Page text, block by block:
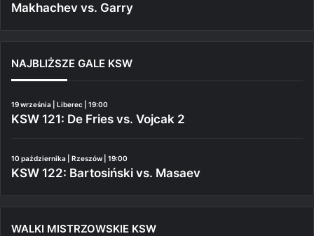
Makhachev vs. Garry
NAJBLIŻSZE GALE KSW
19 września | Liberec | 19:00
KSW 121: De Fries vs. Vojcak 2
10 października | Rzeszów | 19:00
KSW 122: Bartosiński vs. Masaev
WALKI MISTRZOWSKIE KSW